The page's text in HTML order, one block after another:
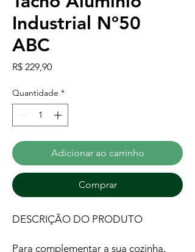
Industrial Nº50
ABC
R$ 229,90Preço
Quantidade *
Adicionar ao carrinho
Comprar
DESCRIÇÃO DO PRODUTO
Para complementar a sua cozinha,